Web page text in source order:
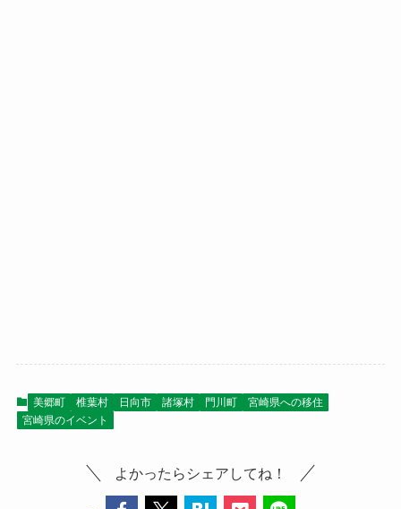
美郷町 椎葉村 日向市 諸塚村 門川町
宮崎県への移住
宮崎県のイベント
よかったらシェアしてね！